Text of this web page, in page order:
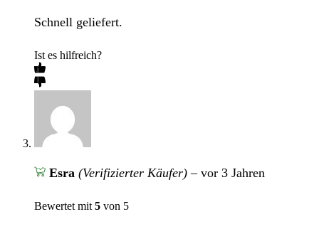
Schnell geliefert.
Ist es hilfreich?
Esra (Verifizierter Käufer) – vor 3 Jahren
Bewertet mit 5 von 5